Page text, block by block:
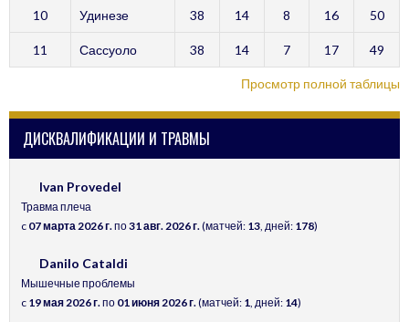
10 Удинезе 38 14 8 16 50
11 Сассуоло 38 14 7 17 49
Просмотр полной таблицы
ДИСКВАЛИФИКАЦИИ И ТРАВМЫ
Ivan Provedel
Травма плеча
c 07 марта 2026 г. по31 авг. 2026 г. (матчей: 13 , дней: 178)
Danilo Cataldi
Мышечные проблемы
c 19 мая 2026 г. по 01 июня 2026 г. (матчей: 1 , дней: 14)